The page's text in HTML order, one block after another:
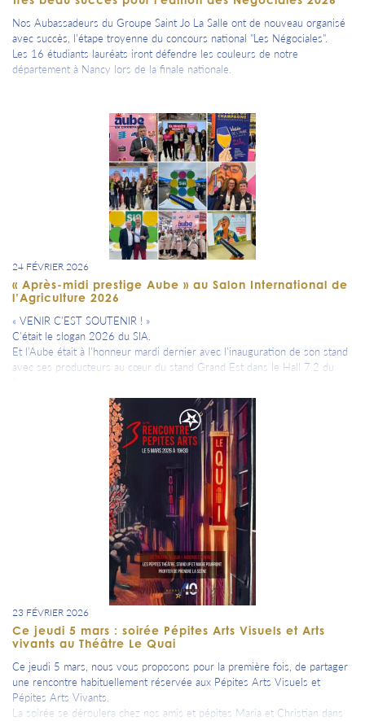
#700 #çacommenceàsevoir
Nos Aubassadeurs du Groupe Saint Jo La Salle ont de nouveau organisé
avec succès, l'étape troyenne du concours national "Les Négociales".
Les 16 étudiants lauréats iront défendre les couleurs de notre
département à Nancy lors de la finale nationale.
24 FÉVRIER 2026
« Après-midi prestige Aube » au Salon International de
l’Agriculture 2026
« VENIR C’EST SOUTENIR ! »
C’était le slogan 2026 du SIA.
Et l’Aube était à l’honneur mardi dernier avec l’inauguration de son stand
avec ses producteurs au cœur du stand Grand Est dans le Hall 7.2 du
«Ici on goûte avant de parler ! »
À leur invitation, nous étions aux côtés de nos Aubassadeurs du
Département de l’Aube, de Aube Champagne Attractivité, de la Chambre
d’agriculture de l’Aube et de Terres et Vignes de l’Aube pour notre «
Après-midi Prestige Aube ».
Un moment fort placé sous le signe de la fierté et du goût.
L’Aube, ses producteurs et son attractivité étaient présents du 21 février
23 producteurs se sont relayés pendant 9 jours et ont fait découvrir
leurs produits et leur savoir faire.
L’Aube Puissance 10 n’est pas qu’un slogan !
23 FÉVRIER 2026
Ce jeudi 5 mars : soirée Pépites Arts Visuels et Arts
vivants au Théâtre Le Quai
Ce jeudi 5 mars, nous vous proposons pour la première fois, de partager
une rencontre habituellement réservée aux Pépites Arts Visuels et
Pépites Arts Vivants.
La soirée se déroulera chez nos amis et pépites Maria et Christian dans